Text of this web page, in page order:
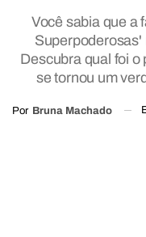
Você sabia que a
Superpoderosas'
Descubra qual foi o
se tornou um
Por Bruna Machado